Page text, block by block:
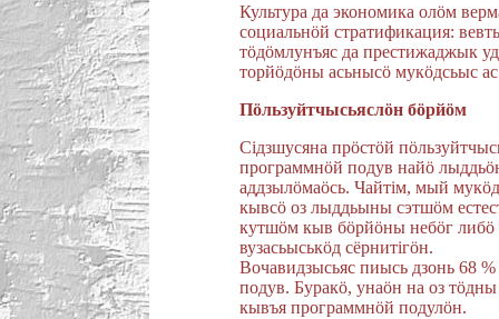
Культура да экономика олöм
социальнöй стратификация:
тöдöмлунъяс да престижаджык
торйöдöны асьнысö мукöдсьыс
Пöльзуйтчысьяслöн бöрйöм
Сiдзшусяна прöстöй
программнöй подув найö
аддзылöмаöсь. Чайтiм, мый
кывсö оз лыддьыны сэтшöм
кутшöм кыв бöрйöны небöг либö
вузасьыськöд сëрнитiгöн.
Вочавидзысьяс пиысь дзонь 68
подув. Буракö, унаöн на оз
кывъя программнöй подулöн.